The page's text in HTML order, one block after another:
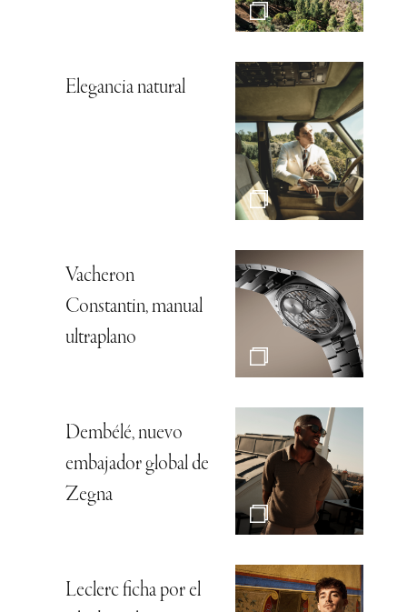
Elegancia natural
Vacheron
Constantin, manual
ultraplano
Dembélé, nuevo
embajador global de
Zegna
Leclerc ficha por el